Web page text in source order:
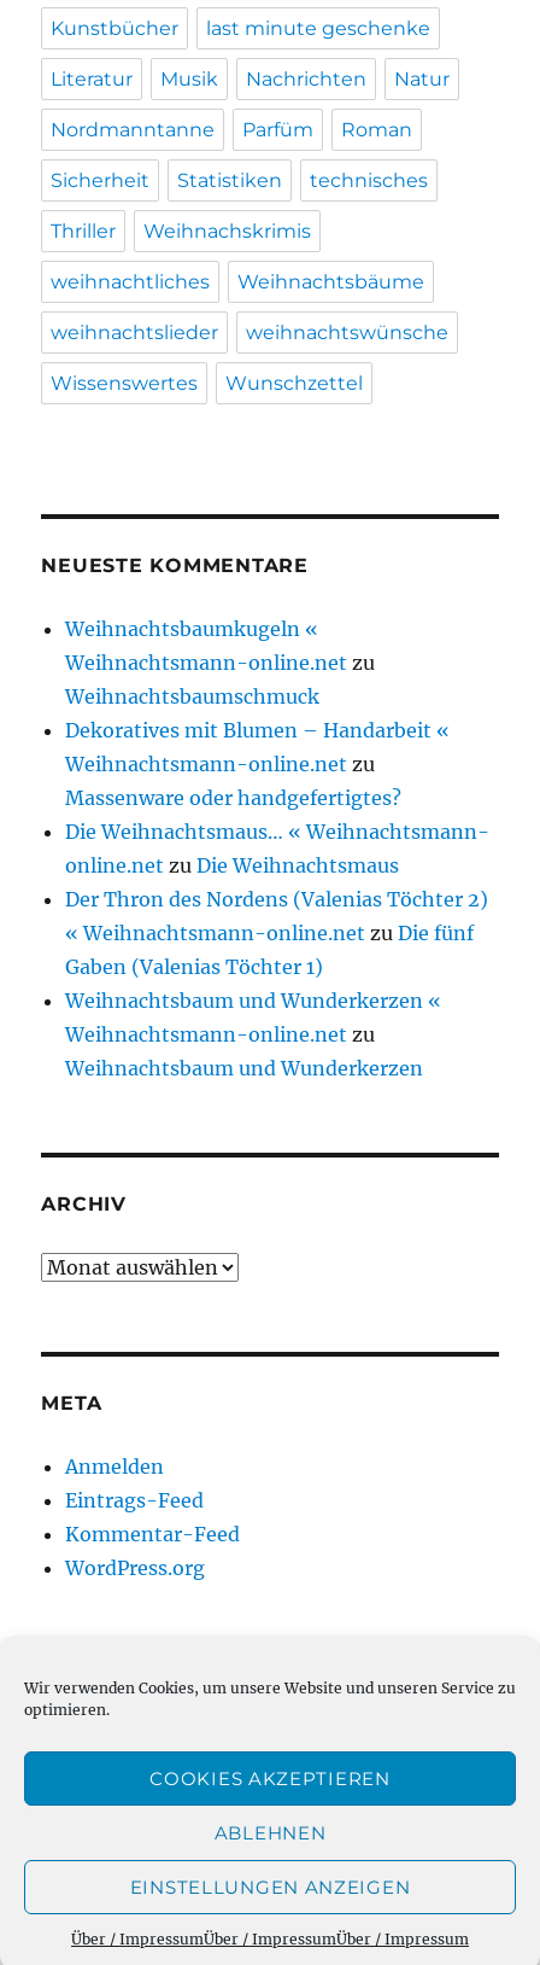
Wir verwenden Cookies, um unsere Website und unseren Service zu
optimieren.
COOKIES AKZEPTIEREN
ABLEHNEN
EINSTELLUNGEN ANZEIGEN
Über / ImpressumÜber / ImpressumÜber / Impressum
Kunstbücher last minute geschenke
Literatur Musik Nachrichten Natur
Nordmanntanne Parfüm Roman
Sicherheit Statistiken technisches
Thriller Weihnachskrimis
weihnachtliches Weihnachtsbäume
weihnachtslieder weihnachtswünsche
Wissenswertes Wunschzettel
NEUESTE KOMMENTARE
Weihnachtsbaumkugeln «
Weihnachtsmann-online.net zu
Weihnachtsbaumschmuck
Dekoratives mit Blumen – Handarbeit «
Weihnachtsmann-online.net zu
Massenware oder handgefertigtes?
Die Weihnachtsmaus… « Weihnachtsmann-
online.net zuDie Weihnachtsmaus
Der Thron des Nordens (Valenias Töchter 2)
« Weihnachtsmann-online.net zuDie fünf
Gaben (Valenias Töchter 1)
Weihnachtsbaum und Wunderkerzen «
Weihnachtsmann-online.net zu
Weihnachtsbaum und Wunderkerzen
ARCHIV
Archiv
META
Anmelden
Eintrags-Feed
Kommentar-Feed
WordPress.org
HELP ;-)
Weihnachtsmann-online.net Über / Impressum